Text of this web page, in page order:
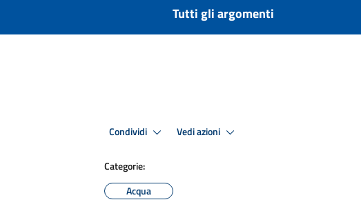
Tutti gli argomenti
Condividi Vedi azioni
Categorie:
Acqua